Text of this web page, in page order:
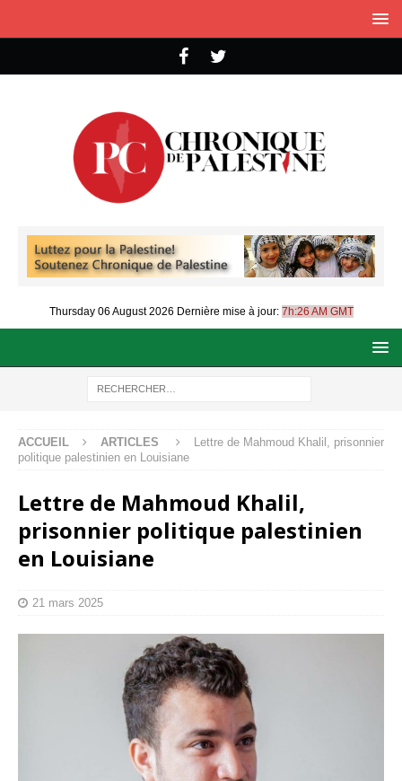
Thursday 06 August 2026 Dernière mise à jour: 7h:26 AM GMT
ACCUEIL ARTICLES
Lettre de Mahmoud Khalil, prisonnier
politique palestinien en Louisiane
Lettre de Mahmoud Khalil,
prisonnier politique palestinien
en Louisiane
21 mars 2025